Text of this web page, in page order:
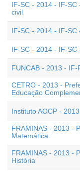
IF-SC - 2014 - IF-
civil
IF-SC - 2014 - IF-SC
IF-SC - 2014 - IF-SC
FUNCAB - 2013 -
CETRO - 2013 -
Educação
Instituto AOCP -
FRAMINAS - 2013 -
Matemática
FRAMINAS - 2013 -
História